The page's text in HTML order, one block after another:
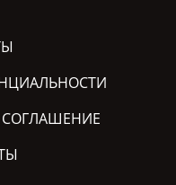
СОГЛАШЕНИЕ